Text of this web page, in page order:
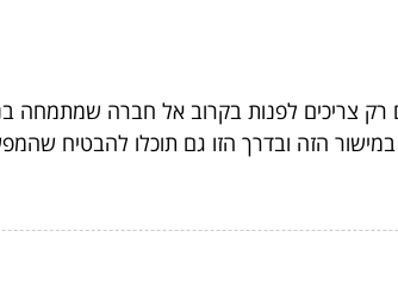
רק צריכים לפנות בקרוב אל חברה שמתמחה
הזה ובדרך הזו גם תוכלו להבטיח